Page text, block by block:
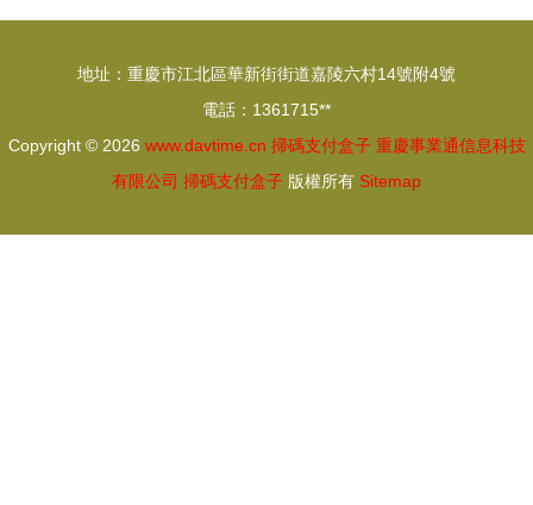
重要！——
掃碼支付盒
子解惑指南
地址：重慶市江北區華新街街道嘉陵六村14號附4號
電話：1361715**
Copyright © 2026 www.davtime.cn 掃碼支付盒子 重慶事業通信息科技
有限公司 掃碼支付盒子 版權所有 Sitemap